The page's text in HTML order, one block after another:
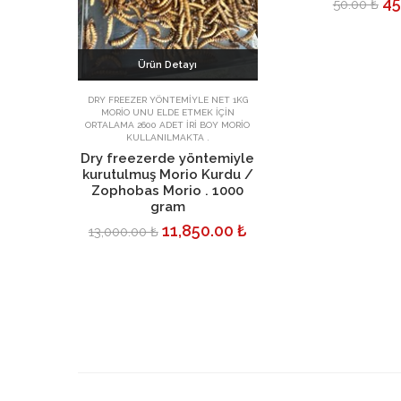
Ürün Detayı
Sepete Ekle
DRY FREEZER YÖNTEMIYLE NET 1KG
MORIO UNU ELDE ETMEK IÇIN
ORTALAMA 2600 ADET İRİ BOY MORIO
KULLANILMAKTA .
Dry freezerde yöntemiyle
kurutulmuş Morio Kurdu /
Zophobas Morio . 1000
gram
13,000.00 ₺ 11,850.00 ₺
50.00 ₺